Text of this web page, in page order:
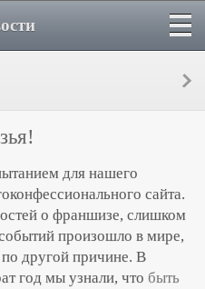
для нашего
сайта.
о франшизе, слишком
произошло в мире,
другой причине. В
год мы узнали, что быть